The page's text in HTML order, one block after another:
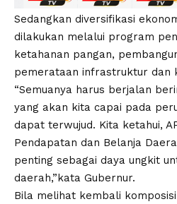
Sedangkan diversifikasi
dilakukan melalui program
ketahanan pangan,
pemerataan infrastruktur dan
“Semuanya harus berjalan
yang akan kita capai pada
dapat terwujud. Kita ketahui,
Pendapatan dan Belanja
penting sebagai daya ungkit
daerah,”kata Gubernur.
Bila melihat kembali